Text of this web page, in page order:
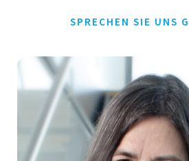
SPRECHEN SIE UNS